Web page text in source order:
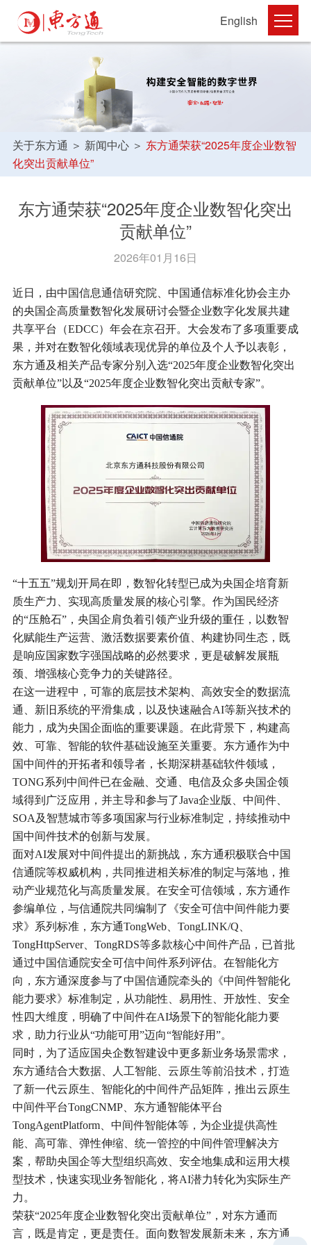
English
关于东方通 ＞ 新闻中心＞ 东方通荣获“2025年度企业数智
化突出贡献单位”
东方通荣获“2025年度企业数智化突出
贡献单位”
2026年01月16日
近日，由中国信息通信研究院、中国通信标准化协会主办
的央国企高质量数智化发展研讨会暨企业数字化发展共建
共享平台（EDCC）年会在京召开。大会发布了多项重要成
果，并对在数智化领域表现优异的单位及个人予以表彰，
东方通及相关产品专家分别入选“2025年度企业数智化突出
贡献单位”以及“2025年度企业数智化突出贡献专家”。
“十五五”规划开局在即，数智化转型已成为央国企培育新
质生产力、实现高质量发展的核心引擎。作为国民经济
的“压舱石”，央国企肩负着引领产业升级的重任，以数智
化赋能生产运营、激活数据要素价值、构建协同生态，既
是响应国家数字强国战略的必然要求，更是破解发展瓶
颈、增强核心竞争力的关键路径。
在这一进程中，可靠的底层技术架构、高效安全的数据流
通、新旧系统的平滑集成，以及快速融合AI等新兴技术的
能力，成为央国企面临的重要课题。在此背景下，构建高
效、可靠、智能的软件基础设施至关重要。东方通作为中
国中间件的开拓者和领导者，长期深耕基础软件领域，
TONG系列中间件已在金融、交通、电信及众多央国企领
域得到广泛应用，并主导和参与了Java企业版、中间件、
SOA及智慧城市等多项国家与行业标准制定，持续推动中
国中间件技术的创新与发展。
面对AI发展对中间件提出的新挑战，东方通积极联合中国
信通院等权威机构，共同推进相关标准的制定与落地，推
动产业规范化与高质量发展。在安全可信领域，东方通作
参编单位，与信通院共同编制了《安全可信中间件能力要
求》系列标准，东方通TongWeb、TongLINK/Q、
TongHttpServer、TongRDS等多款核心中间件产品，已首批
通过中国信通院安全可信中间件系列评估。在智能化方
向，东方通深度参与了中国信通院牵头的《中间件智能化
能力要求》标准制定，从功能性、易用性、开放性、安全
性四大维度，明确了中间件在AI场景下的智能化能力要
求，助力行业从“功能可用”迈向“智能好用”。
同时，为了适应国央企数智建设中更多新业务场景需求，
东方通结合大数据、人工智能、云原生等前沿技术，打造
了新一代云原生、智能化的中间件产品矩阵，推出云原生
中间件平台TongCNMP、东方通智能体平台
TongAgentPlatform、中间件智能体等，为企业提供高性
能、高可靠、弹性伸缩、统一管控的中间件管理解决方
案，帮助央国企等大型组织高效、安全地集成和运用大模
型技术，快速实现业务智能化，将AI潜力转化为实际生产
力。
荣获“2025年度企业数智化突出贡献单位”，对东方通而
言，既是肯定，更是责任。面向数智发展新未来，东方通